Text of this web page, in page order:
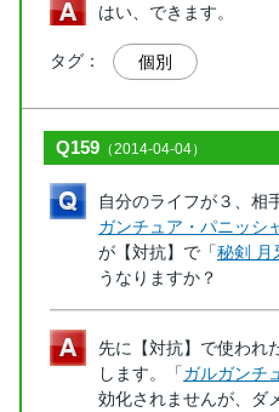
はい、できます。
タグ： 個別
Q159 （2014-04-04）
自分のライフが３、相
ガンチュア・パニッシ
が【対抗】で「秘剣 月
うなりますか？
先に【対抗】で使われ
します。「ガルガンチ
効化されませんが、ダ